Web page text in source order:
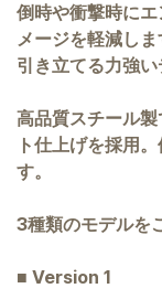
倒時や衝撃時に
メージを軽減し
引き立てる力強い
高品質スチール
ト仕上げを採用
す。
3種類のモデルを
■ Version 1